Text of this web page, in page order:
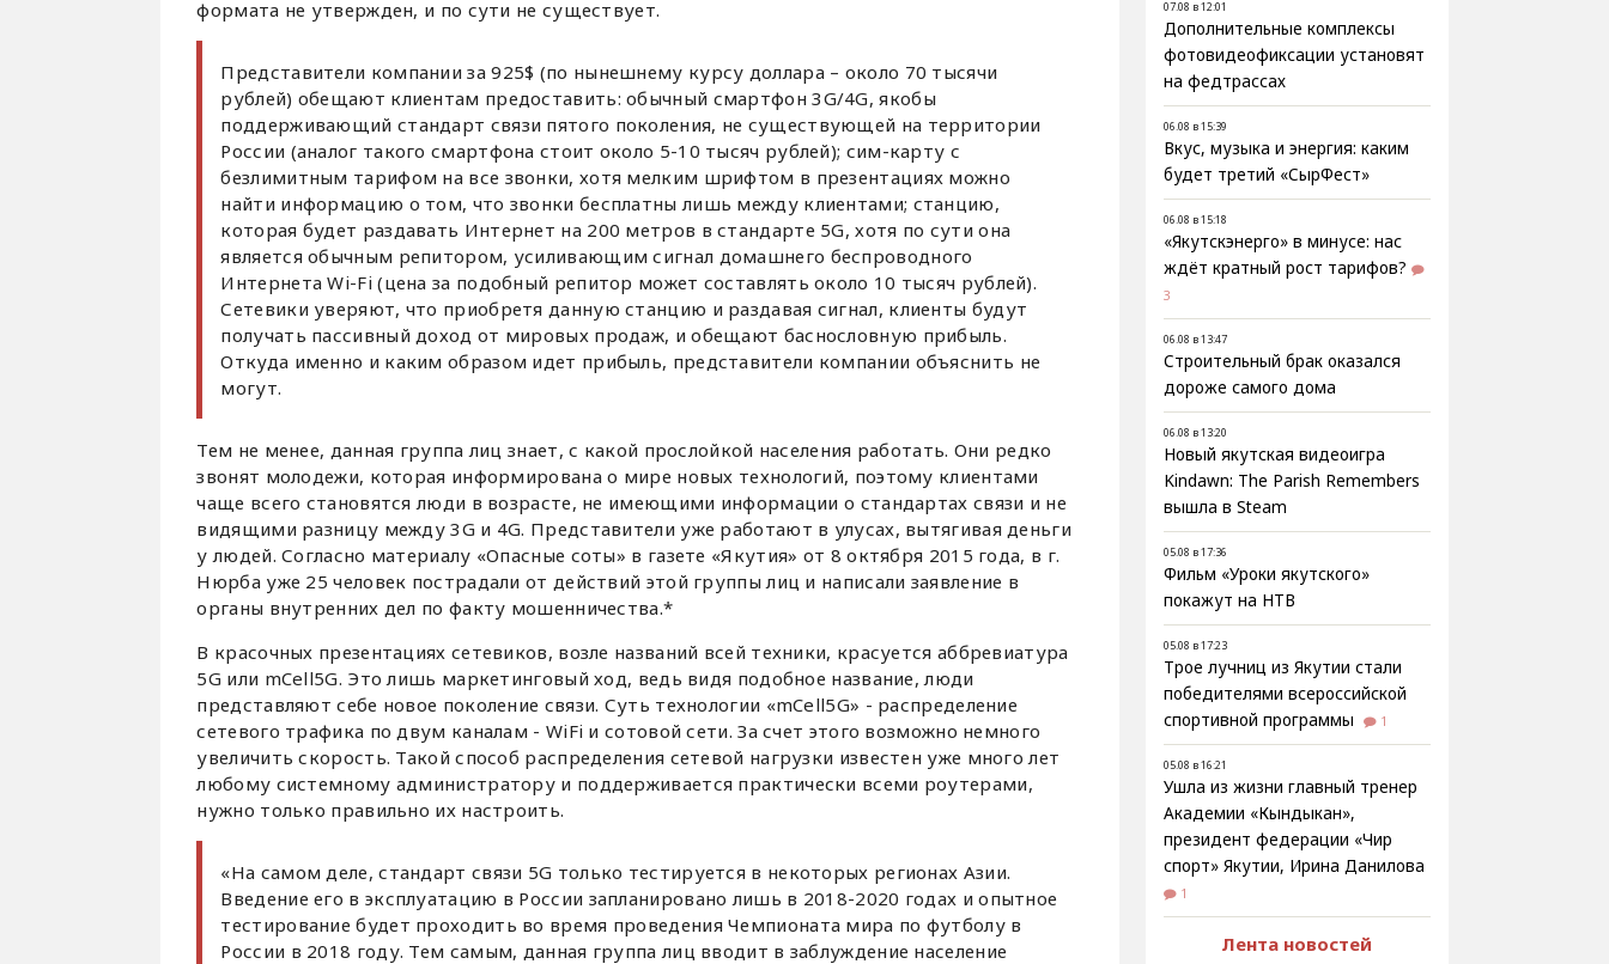
формата не утвержден, и по сути не существует.
Представители компании за 925$ (по нынешнему курсу доллара – около 70 тысячи
рублей) обещают клиентам предоставить: обычный смартфон 3G/4G, якобы
поддерживающий стандарт связи пятого поколения, не существующей на территории
России (аналог такого смартфона стоит около 5-10 тысяч рублей); сим-карту с
безлимитным тарифом на все звонки, хотя мелким шрифтом в презентациях можно
найти информацию о том, что звонки бесплатны лишь между клиентами; станцию,
которая будет раздавать Интернет на 200 метров в стандарте 5G, хотя по сути она
является обычным репитором, усиливающим сигнал домашнего беспроводного
Интернета Wi-Fi (цена за подобный репитор может составлять около 10 тысяч рублей).
Сетевики уверяют, что приобретя данную станцию и раздавая сигнал, клиенты будут
получать пассивный доход от мировых продаж, и обещают баснословную прибыль.
Откуда именно и каким образом идет прибыль, представители компании объяснить не
могут.
Тем не менее, данная группа лиц знает, с какой прослойкой населения работать. Они редко
звонят молодежи, которая информирована о мире новых технологий, поэтому клиентами
чаще всего становятся люди в возрасте, не имеющими информации о стандартах связи и не
видящими разницу между 3G и 4G. Представители уже работают в улусах, вытягивая деньги
у людей. Согласно материалу «Опасные соты» в газете «Якутия» от 8 октября 2015 года, в г.
Нюрба уже 25 человек пострадали от действий этой группы лиц и написали заявление в
органы внутренних дел по факту мошенничества.*
В красочных презентациях сетевиков, возле названий всей техники, красуется аббревиатура
5G или mCell5G. Это лишь маркетинговый ход, ведь видя подобное название, люди
представляют себе новое поколение связи. Суть технологии «mCell5G» - распределение
сетевого трафика по двум каналам - WiFi и сотовой сети. За счет этого возможно немного
увеличить скорость. Такой способ распределения сетевой нагрузки известен уже много лет
любому системному администратору и поддерживается практически всеми роутерами,
нужно только правильно их настроить.
«На самом деле, стандарт связи 5G только тестируется в некоторых регионах Азии.
Введение его в эксплуатацию в России запланировано лишь в 2018-2020 годах и опытное
тестирование будет проходить во время проведения Чемпионата мира по футболу в
России в 2018 году. Тем самым, данная группа лиц вводит в заблуждение население
07.08 в 12:01
Дополнительные комплексы
фотовидеофиксации установят
на федтрассах
06.08 в 15:39
Вкус, музыка и энергия: каким
будет третий «СырФест»
06.08 в 15:18
«Якутскэнерго» в минусе: нас
ждёт кратный рост тарифов?
3
06.08 в 13:47
Строительный брак оказался
дороже самого дома
06.08 в 13:20
Новый якутская видеоигра
Kindawn: The Parish Remembers
вышла в Steam
05.08 в 17:36
Фильм «Уроки якутского»
покажут на НТВ
05.08 в 17:23
Трое лучниц из Якутии стали
победителями всероссийской
спортивной программы
1
05.08 в 16:21
Ушла из жизни главный тренер
Академии «Кындыкан»,
президент федерации «Чир
спорт» Якутии, Ирина Данилова
1
Лента новостей